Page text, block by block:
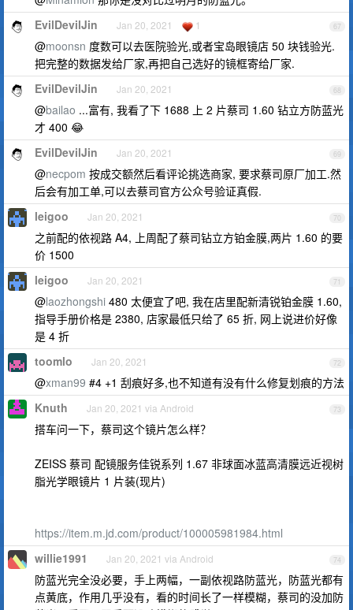
67
EvilDevilJin Jan 20, 2021 1
@moonsn 度数可以去医院验光,或者宝岛眼镜店 50 块钱验光.
把完整的数据发给厂家,再把自己选好的镜框寄给厂家.
68
EvilDevilJin Jan 20, 2021
@bailao ...富有, 我看了下 1688 上 2 片蔡司 1.60 钻立方防蓝光
才 400 😂
69
EvilDevilJin Jan 20, 2021
@necpom 按成交额然后看评论挑选商家, 要求蔡司原厂加工.然
后会有加工单,可以去蔡司官方公众号验证真假.
70
leigoo Jan 20, 2021
之前配的依视路 A4, 上周配了蔡司钻立方铂金膜,两片 1.60 的要
价 1500
71
leigoo Jan 20, 2021
@laozhongshi 480 太便宜了吧, 我在店里配新清锐铂金膜 1.60,
指导手册价格是 2380, 店家最低只给了 65 折, 网上说进价好像
是 4 折
72
toomlo Jan 20, 2021
@xman99 #4 +1 刮痕好多,也不知道有没有什么修复划痕的方法
73
Knuth Jan 20, 2021 via Android
搭车问一下，蔡司这个镜片怎么样？
ZEISS 蔡司 配镜服务佳锐系列 1.67 非球面冰蓝高清膜远近视树
脂光学眼镜片 1 片装(现片)
https://item.m.jd.com/product/100005981984.html
74
willie1991 Jan 20, 2021 via Android
防蓝光完全没必要，手上两幅，一副依视路防蓝光，防蓝光都有
点黄底，作用几乎没有，看的时间长了一样模糊，蔡司的没加防